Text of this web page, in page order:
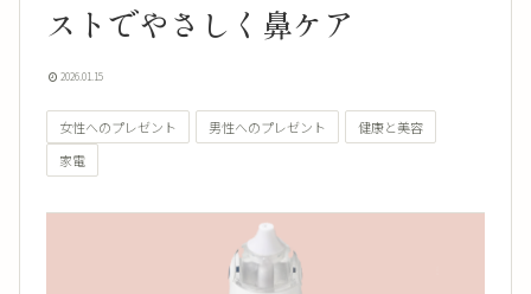
ストでやさしく鼻ケア
2026.01.15
女性へのプレゼント 男性へのプレゼント
健康と美容
家電